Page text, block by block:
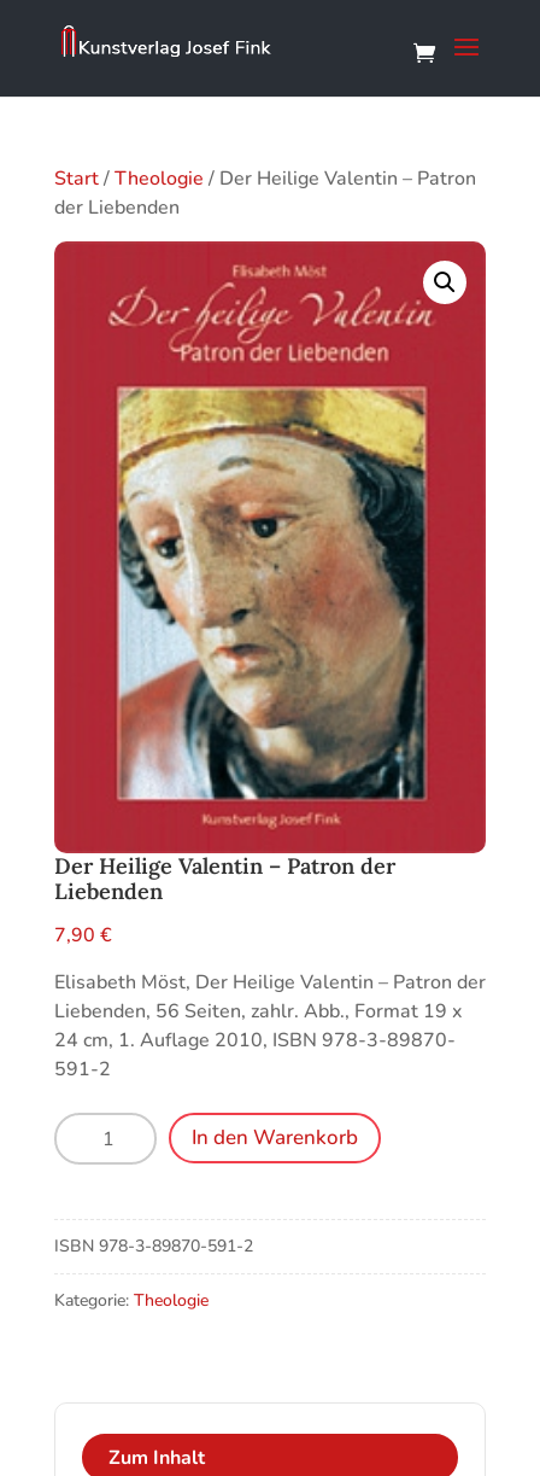
Start/Theologie / Der Heilige Valentin – Patron
der Liebenden
Der Heilige Valentin – Patron der
Liebenden
7,90 €
Elisabeth Möst, Der Heilige Valentin – Patron der
Liebenden, 56 Seiten, zahlr. Abb., Format 19 x
24 cm, 1. Auflage 2010, ISBN 978-3-89870-
591-2
Der
Heilige
-
Patron
der
Liebenden
In den Warenkorb
ISBN 978-3-89870-591-2
Kategorie: Theologie
Zum Inhalt